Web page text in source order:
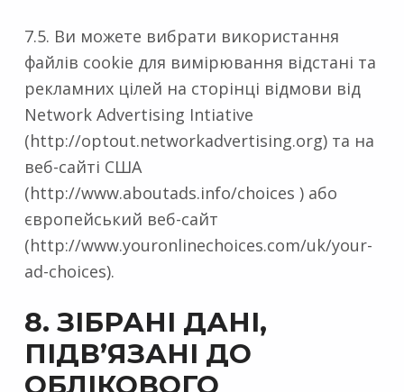
7.5. Ви можете вибрати використання
файлів cookie для вимірювання відстані та
рекламних цілей на сторінці відмови від
Network Advertising Intiative
(http://optout.networkadvertising.org) та на
веб-сайті США
(http://www.aboutads.info/choices ) або
європейський веб-сайт
(http://www.youronlinechoices.com/uk/your-
ad-choices).
8. ЗІБРАНІ ДАНІ,
ПІДВ’ЯЗАНІ ДО
ОБЛІКОВОГО